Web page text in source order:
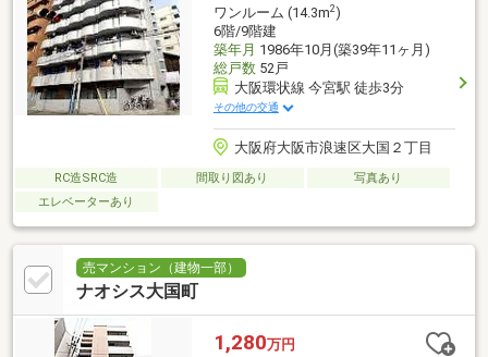
ワンルーム (14.3m2)
6階/9階建
築年月 1986年10月(築39年11ヶ月)
総戸数52戸
大阪環状線 今宮駅 徒歩3分
その他の交通
大阪府大阪市浪速区大国２丁目
RC造SRC造 間取り図あり
写真あり
エレベーターあり
売マンション（建物一部）
ナオシス大国町
1,280万円